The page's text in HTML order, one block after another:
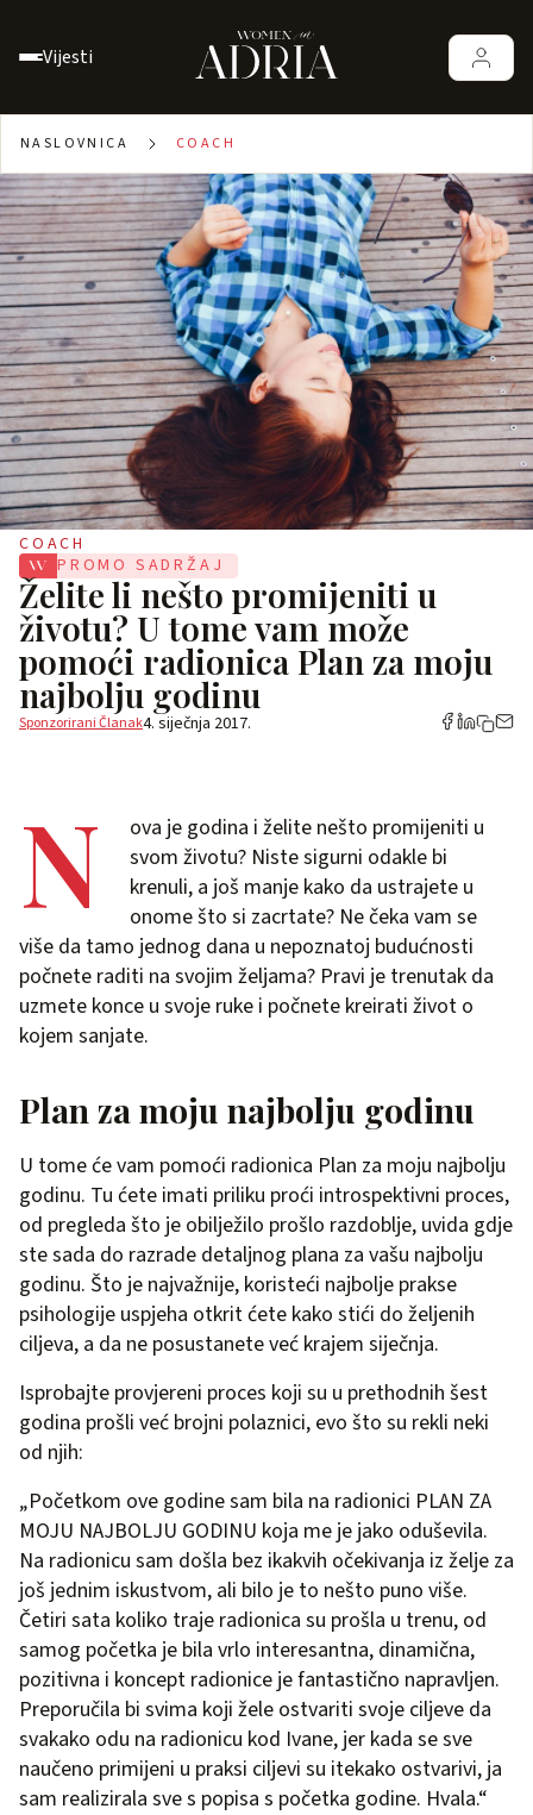
Vijesti
NASLOVNICA COACH
COACH
PROMO SADRŽAJ
Želite li nešto promijeniti u
životu? U tome vam može
pomoći radionica Plan za moju
najbolju godinu
Sponzorirani Članak4. siječnja 2017.
N
ova je godina i želite nešto promijeniti u
svom životu? Niste sigurni odakle bi
krenuli, a još manje kako da ustrajete u
onome što si zacrtate? Ne čeka vam se
više da tamo jednog dana u nepoznatoj budućnosti
počnete raditi na svojim željama? Pravi je trenutak da
uzmete konce u svoje ruke i počnete kreirati život o
kojem sanjate.
Plan za moju najbolju godinu
U tome će vam pomoći radionica Plan za moju najbolju
godinu. Tu ćete imati priliku proći introspektivni proces,
od pregleda što je obilježilo prošlo razdoblje, uvida gdje
ste sada do razrade detaljnog plana za vašu najbolju
godinu. Što je najvažnije, koristeći najbolje prakse
psihologije uspjeha otkrit ćete kako stići do željenih
ciljeva, a da ne posustanete već krajem siječnja.
Isprobajte provjereni proces koji su u prethodnih šest
godina prošli već brojni polaznici, evo što su rekli neki
od njih:
„Početkom ove godine sam bila na radionici PLAN ZA
MOJU NAJBOLJU GODINU koja me je jako oduševila.
Na radionicu sam došla bez ikakvih očekivanja iz želje za
još jednim iskustvom, ali bilo je to nešto puno više.
Četiri sata koliko traje radionica su prošla u trenu, od
samog početka je bila vrlo interesantna, dinamična,
pozitivna i koncept radionice je fantastično napravljen.
Preporučila bi svima koji žele ostvariti svoje ciljeve da
svakako odu na radionicu kod Ivane, jer kada se sve
naučeno primijeni u praksi ciljevi su itekako ostvarivi, ja
sam realizirala sve s popisa s početka godine. Hvala.“